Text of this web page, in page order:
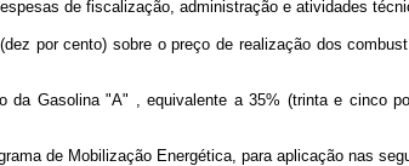
de fiscalização, administração e atividades
por cento) sobre o preço de realização dos
da Gasolina "A" , equivalente a 35% (trinta e cinco
de Mobilização Energética, para aplicação nas